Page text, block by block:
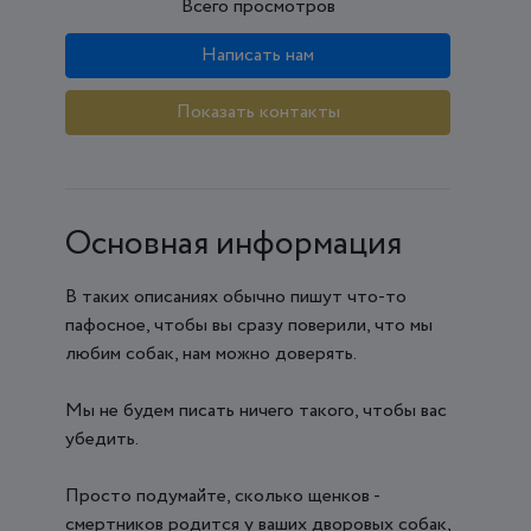
Всего просмотров
Написать нам
Показать контакты
Основная информация
В таких описаниях обычно пишут что-то
пафосное, чтобы вы сразу поверили, что мы
любим собак, нам можно доверять.
Мы не будем писать ничего такого, чтобы вас
убедить.
Просто подумайте, сколько щенков -
смертников родится у ваших дворовых собак,